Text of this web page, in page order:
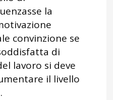
la
convinzione se
di
lavoro si deve
il livello